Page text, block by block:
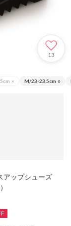
13
× M/23-23.5cm ○
アップシューズ